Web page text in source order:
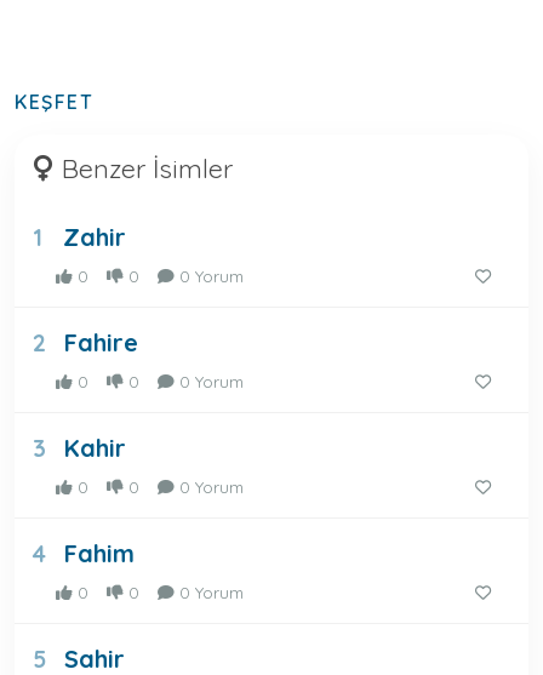
KEŞFET
Benzer İsimler
1 Zahir
0 0 0 Yorum
2 Fahire
0 0 0 Yorum
3 Kahir
0 0 0 Yorum
4 Fahim
0 0 0 Yorum
5 Sahir